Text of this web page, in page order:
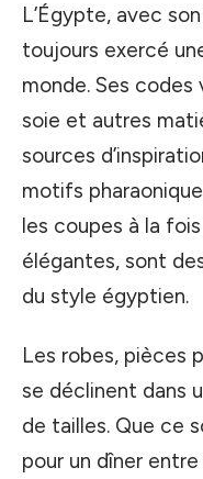
L’Égypte, avec
toujours exercé
monde. Ses codes
soie et autres
sources
motifs
les coupes à la
élégantes, sont
du style égyptien.
Les robes, pièces
se déclinent dans
de tailles. Que ce
pour un dîner